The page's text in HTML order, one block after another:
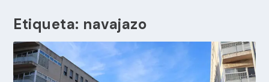
Etiqueta: navajazo